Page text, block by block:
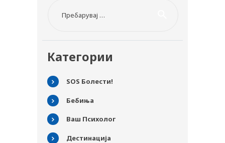
Категории
SOS Болести!
Бебиња
Ваш Психолог
Дестинација